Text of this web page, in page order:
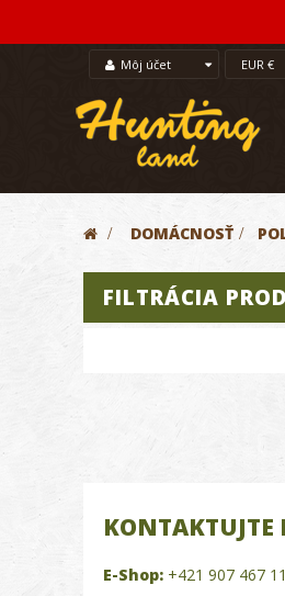
Môj účet EUR €
> DOMÁCNOSŤ >
FILTRÁCIA
KONTAKTUJTE
E-Shop: +421 907 467